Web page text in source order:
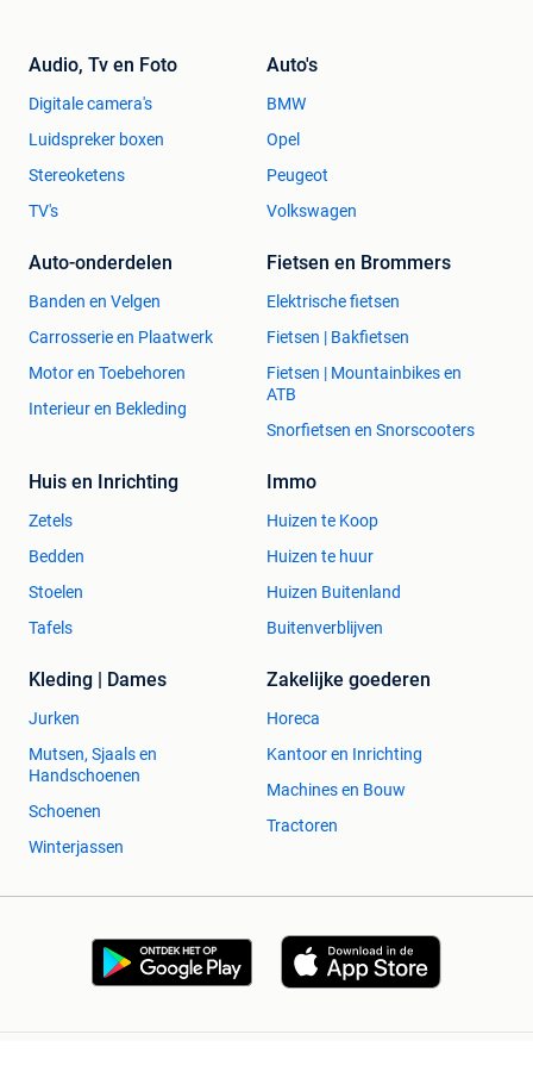
Audio, Tv en Foto
Digitale camera's
Luidspreker boxen
Stereoketens
TV's
Auto's
BMW
Opel
Peugeot
Volkswagen
Auto-onderdelen
Banden en Velgen
Carrosserie en Plaatwerk
Motor en Toebehoren
Interieur en Bekleding
Fietsen en Brommers
Elektrische fietsen
Fietsen | Bakfietsen
Fietsen | Mountainbikes en
ATB
Snorfietsen en Snorscooters
Huis en Inrichting
Zetels
Bedden
Stoelen
Tafels
Immo
Huizen te Koop
Huizen te huur
Huizen Buitenland
Buitenverblijven
Kleding | Dames
Jurken
Mutsen, Sjaals en
Handschoenen
Schoenen
Winterjassen
Zakelijke goederen
Horeca
Kantoor en Inrichting
Machines en Bouw
Tractoren